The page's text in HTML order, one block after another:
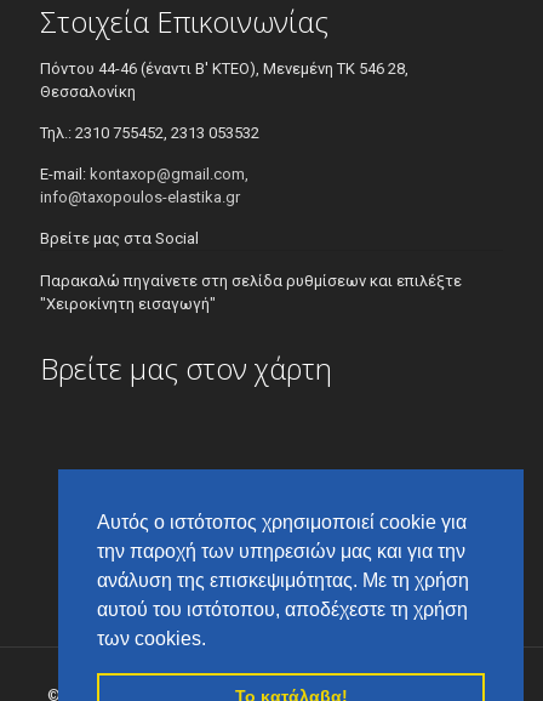
Αυτός ο ιστότοπος χρησιμοποιεί cookie για
την παροχή των υπηρεσιών μας και για την
ανάλυση της επισκεψιμότητας. Με τη χρήση
αυτού του ιστότοπου, αποδέχεστε τη χρήση
των cookies.
Το κατάλαβα!
Στοιχεία Επικοινωνίας
Πόντου 44-46 (έναντι Β' ΚΤΕΟ), Μενεμένη ΤΚ 546 28,
Θεσσαλονίκη
Τηλ.: 2310 755452, 2313 053532
E-mail: kontaxop@gmail.com,
info@taxopoulos-elastika.gr
Βρείτε μας στα Social
Παρακαλώ πηγαίνετε στη σελίδα ρυθμίσεων και επιλέξτε
"Χειροκίνητη εισαγωγή"
Βρείτε μας στον χάρτη
© 2017 Ευάγγελος Ταξόπουλος & ΣΙΑ Ο.Ε., All Rights Reserved |